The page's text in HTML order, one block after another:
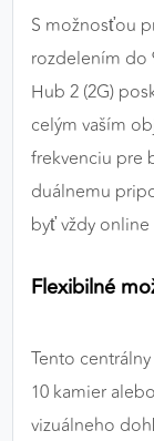
S možnosťou
rozdelením do
Hub 2 (2G)
celým vaším
frekvenciu pre
duálnemu
byť vždy
Flexibilné
Tento
10 kamier
vizuálneho